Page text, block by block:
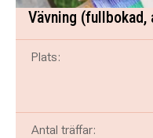
Vävning
Plats:
Antal träffar: